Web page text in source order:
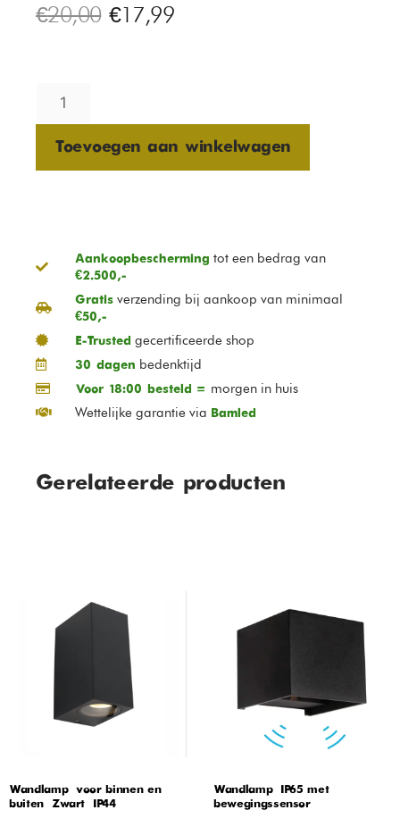
€20,00 €17,99
Toevoegen aan winkelwagen
Aankoopbescherming tot een bedrag van
€2.500,-
Gratisverzending bij aankoop van minimaal
€50,-
E-Trusted gecertificeerde shop
30 dagen bedenktijd
Voor 18:00 besteld = morgen in huis
Wettelijke garantie via Bamled
Gerelateerde producten
Wandlamp – voor binnen en
buiten – Zwart – IP44
Wandlamp – IP65 met
bewegingssensor